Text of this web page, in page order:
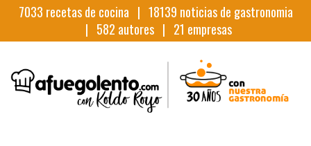
7033 recetas de cocina | 18139 noticias de gastronomia
| 582 autores | 21 empresas